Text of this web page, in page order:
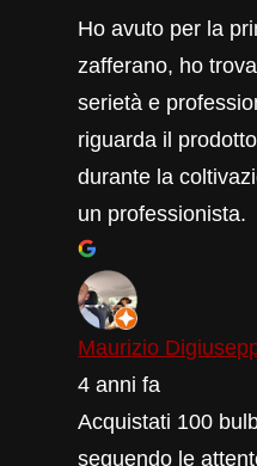
Ho avuto per la
zafferano, ho
serietà e
riguarda il
durante la
un professionista.
Maurizio
4 anni fa
Acquistati 100
seguendo le